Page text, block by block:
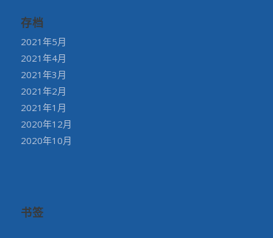
存档
2021年5月
2021年4月
2021年3月
2021年2月
2021年1月
2020年12月
2020年10月
书签